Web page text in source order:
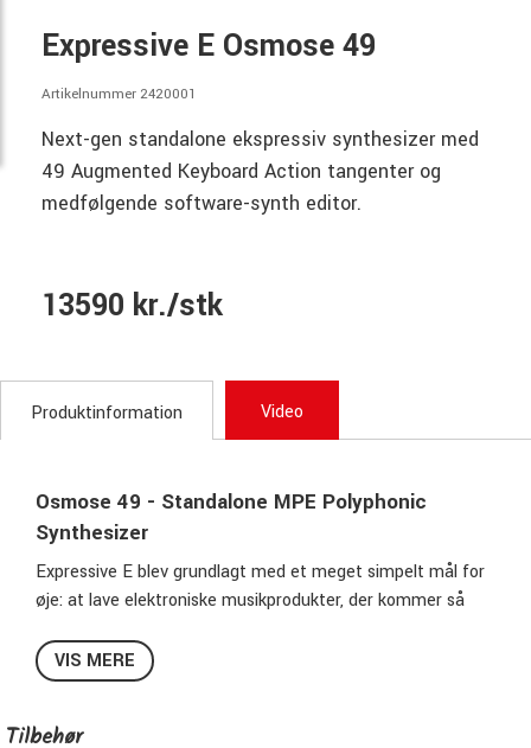
Expressive E Osmose 49
Artikelnummer 2420001
Next-gen standalone ekspressiv synthesizer med
49 Augmented Keyboard Action tangenter og
medfølgende software-synth editor.
13590 kr./stk
Produktinformation Video
Osmose 49 - Standalone MPE Polyphonic
Synthesizer
Expressive E blev grundlagt med et meget simpelt mål for
øje: at lave elektroniske musikprodukter, der kommer så
og udtryksevneevne som muligt. Expressive E's første
projekt så sin begyndelse på Pierre og Marie Curie
med hvad der skulle blive en af ​​deres største
VIS MERE
Tilbehør